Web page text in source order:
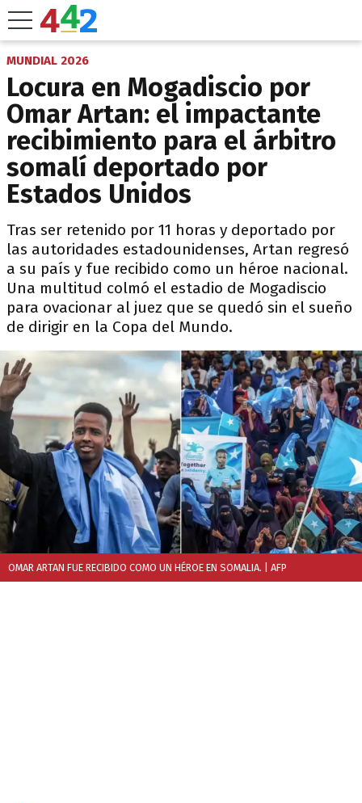
MUNDIAL 2026
Locura en Mogadiscio por
Omar Artan: el impactante
recibimiento para el árbitro
somalí deportado por
Estados Unidos
Tras ser retenido por 11 horas y deportado por
las autoridades estadounidenses, Artan regresó
a su país y fue recibido como un héroe nacional.
Una multitud colmó el estadio de Mogadiscio
para ovacionar al juez que se quedó sin el sueño
de dirigir en la Copa del Mundo.
OMAR ARTAN FUE RECIBIDO COMO UN HÉROE EN SOMALIA. | AFP